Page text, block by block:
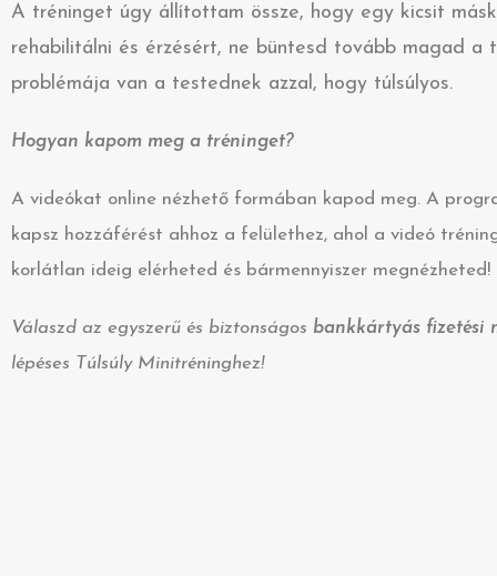
A tréninget úgy állítottam össze, hogy egy kicsit
rehabilitálni és érzésért, ne büntesd tovább magad a
problémája van a testednek azzal, hogy túlsúlyos.
Hogyan kapom meg a tréninget?
A videókat online nézhető formában kapod meg. A
kapsz hozzáférést ahhoz a felülethez, ahol a videó
korlátlan ideig elérheted és bármennyiszer megnézheted!
Válaszd az egyszerű és biztonságos bankkártyás fizetési
lépéses Túlsúly Minitréninghez!